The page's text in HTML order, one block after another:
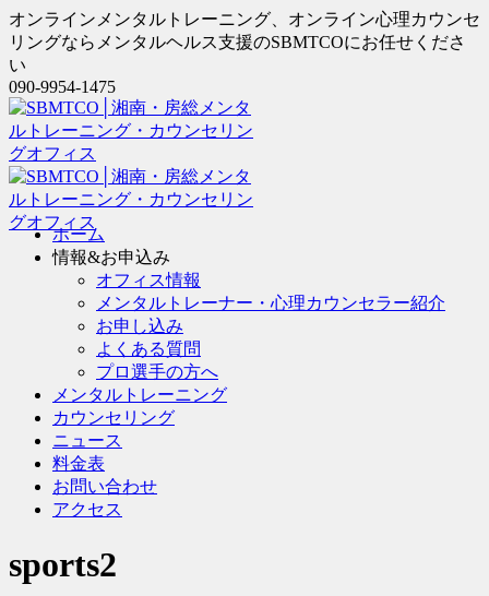
オンラインメンタルトレーニング、オンライン心理カウンセ
リングならメンタルヘルス支援のSBMTCOにお任せくださ
い
090-9954-1475
ホーム
情報&お申込み
オフィス情報
メンタルトレーナー・心理カウンセラー紹介
お申し込み
よくある質問
プロ選手の方へ
メンタルトレーニング
カウンセリング
ニュース
料金表
お問い合わせ
アクセス
sports2